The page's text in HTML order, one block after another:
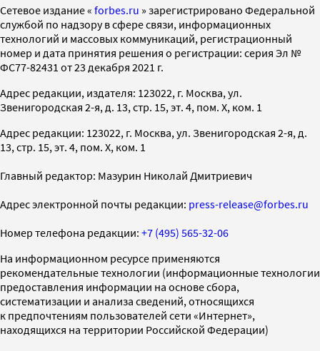
Cетевое издание « forbes.ru » зарегистрировано Федеральной
службой по надзору в сфере связи, информационных
технологий и массовых коммуникаций, регистрационный
номер и дата принятия решения о регистрации: серия Эл №
ФС77-82431 от 23 декабря 2021 г.
Адрес редакции, издателя: 123022, г. Москва, ул.
Звенигородская 2-я, д. 13, стр. 15, эт. 4, пом. X, ком. 1
Адрес редакции: 123022, г. Москва, ул. Звенигородская 2-я, д.
13, стр. 15, эт. 4, пом. X, ком. 1
Главный редактор: Мазурин Николай Дмитриевич
Адрес электронной почты редакции: press-release@forbes.ru
Номер телефона редакции: +7 (495) 565-32-06
На информационном ресурсе применяются
рекомендательные технологии (информационные технологии
предоставления информации на основе сбора,
систематизации и анализа сведений, относящихся
к предпочтениям пользователей сети «Интернет»,
находящихся на территории Российской Федерации)